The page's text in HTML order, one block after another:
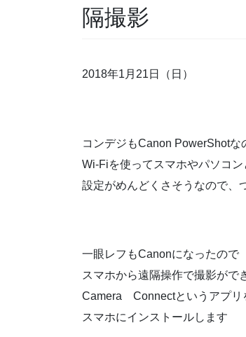
隔撮影
2018年1月21日（日）
コンデジもCanon PowerShotな
Wi-Fiを使ってスマホやパソコ
設定がめんどくさそうなので、
一眼レフもCanonになったので
スマホから遠隔操作で撮影がで
Camera Connectというアプリ
スマホにインストールします